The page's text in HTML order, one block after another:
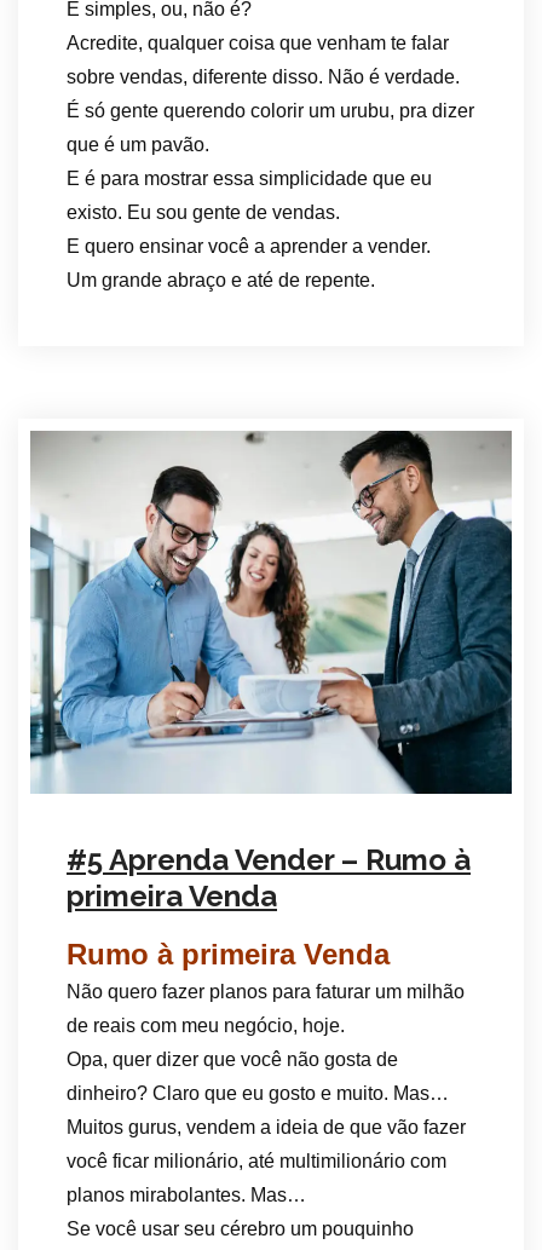
É simples, ou, não é?
Acredite, qualquer coisa que venham te falar
sobre vendas, diferente disso. Não é verdade.
É só gente querendo colorir um urubu, pra dizer
que é um pavão.
E é para mostrar essa simplicidade que eu
existo. Eu sou gente de vendas.
E quero ensinar você a aprender a vender.
Um grande abraço e até de repente.
#5 Aprenda Vender – Rumo à
primeira Venda
Rumo à primeira Venda
Não quero fazer planos para faturar um milhão
de reais com meu negócio, hoje.
Opa, quer dizer que você não gosta de
dinheiro? Claro que eu gosto e muito. Mas…
Muitos gurus, vendem a ideia de que vão fazer
você ficar milionário, até multimilionário com
planos mirabolantes. Mas…
Se você usar seu cérebro um pouquinho